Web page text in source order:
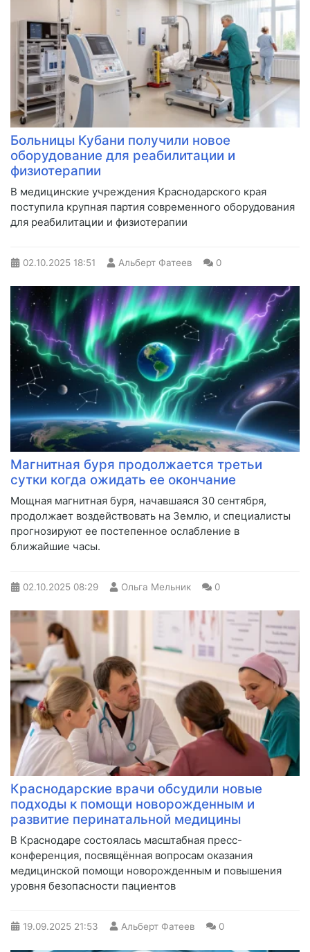
Больницы Кубани получили новое
оборудование для реабилитации и
физиотерапии
В медицинские учреждения Краснодарского края
поступила крупная партия современного оборудования
для реабилитации и физиотерапии
02.10.2025 18:51 Альберт Фатеев 0
Магнитная буря продолжается третьи
сутки когда ожидать ее окончание
Мощная магнитная буря, начавшаяся 30 сентября,
продолжает воздействовать на Землю, и специалисты
прогнозируют ее постепенное ослабление в
ближайшие часы.
02.10.2025 08:29 Ольга Мельник 0
Краснодарские врачи обсудили новые
подходы к помощи новорожденным и
развитие перинатальной медицины
В Краснодаре состоялась масштабная пресс-
конференция, посвящённая вопросам оказания
медицинской помощи новорожденным и повышения
уровня безопасности пациентов
19.09.2025 21:53 Альберт Фатеев 0